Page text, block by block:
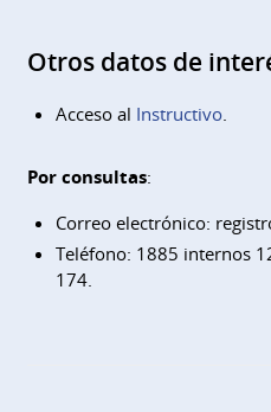
Otros datos de
Acceso al Instructivo.
Por consultas:
Correo electrónico:
Teléfono: 1885 internos
174.